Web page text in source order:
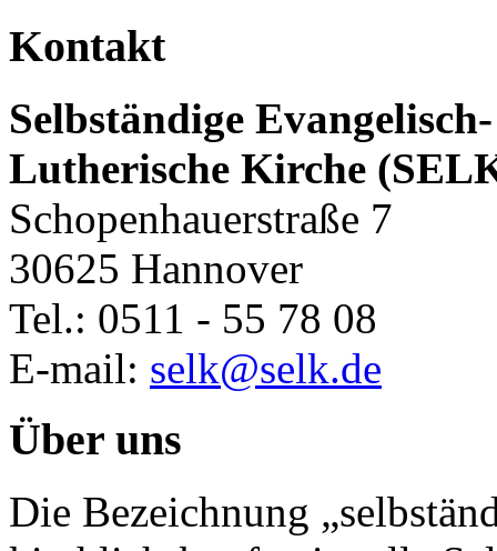
Kontakt
Selbständige Evangelisch-
Lutherische Kirche
Schopenhauerstraße 7
30625 Hannover
Tel.: 0511 - 55 78 08
E-mail: selk@selk.de
Über uns
Die Bezeichnung